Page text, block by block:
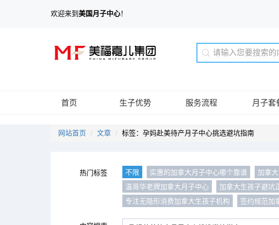
欢迎来到 美国月子中心！
首页 生子优势 服务流程 月子套
网站首页 文章 标签：孕妈赴美待产月子中心挑选避坑指南
热门标签 不限 实惠的加拿大月子中心哪个靠谱 加拿
温哥华老牌加拿大月子中心
加拿大生孩子避坑
专注无隐形消费加拿大生孩子机构
签约规范加